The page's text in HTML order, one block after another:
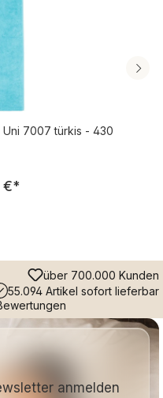
7007 türkis - 430
Preis:
€*
über 700.000 Kunden
55.094 Artikel sofort lieferbar
anmelden